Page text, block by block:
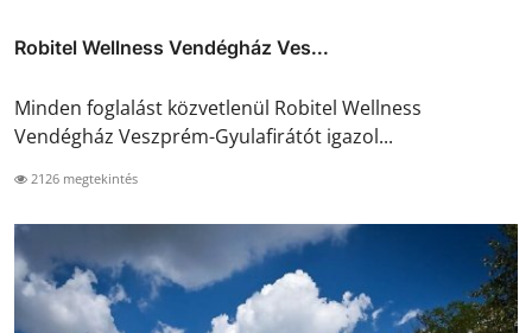
Robitel Wellness Vendégház Ves...
Minden foglalást közvetlenül Robitel Wellness
Vendégház Veszprém-Gyulafirátót igazol...
2126 megtekintés